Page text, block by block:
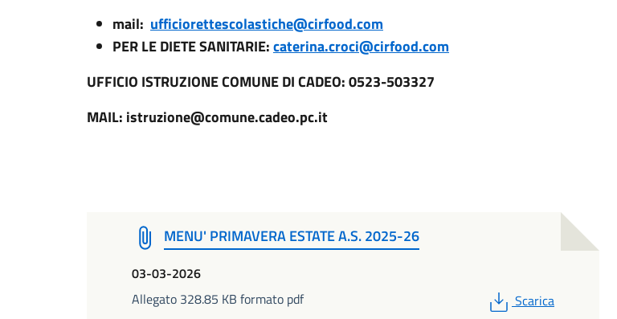
mail: ufficiorettescolastiche@cirfood.com
PER LE DIETE SANITARIE:caterina.croci@cirfood.com
UFFICIO ISTRUZIONE COMUNE DI CADEO: 0523-503327
MAIL: istruzione@comune.cadeo.pc.it
MENU' PRIMAVERA ESTATE A.S. 2025-26
03-03-2026
Allegato 328.85 KB formato pdf
PDF
Scarica